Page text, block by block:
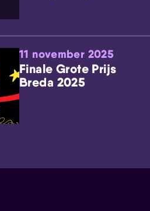
11 november 2025
Finale Grote Prijs
Breda 2025